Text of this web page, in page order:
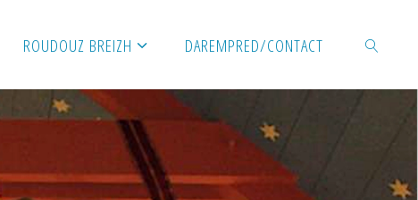
ROUDOUZ BREIZH DAREMPRED/CONTACT